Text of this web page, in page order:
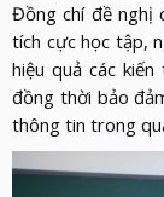
Đồng chí đề nghị
tích cực học tập,
hiệu quả các
đồng thời bảo
thông tin trong